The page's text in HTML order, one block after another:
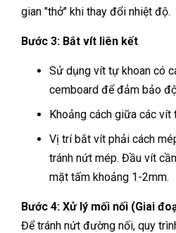
gian "thở" khi thay đổi nhiệt độ.
Bước 3: Bắt vít liên kết
Sử dụng vít tự khoan có
cemboard để đảm bảo
Khoảng cách giữa các vít
Vị trí bắt vít phải cách
tránh nứt mép. Đầu vít
mặt tấm khoảng 1-2mm.
Bước 4: Xử lý mối nối (Giai
Để tránh nứt đường nối, quy